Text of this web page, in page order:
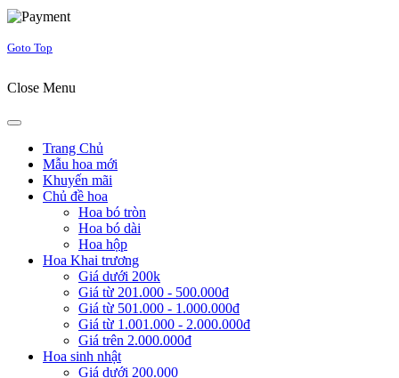
Goto Top
Close Menu
Trang Chủ
Mẫu hoa mới
Khuyến mãi
Chủ đề hoa
Hoa bó tròn
Hoa bó dài
Hoa hộp
Hoa Khai trương
Giá dưới 200k
Giá từ 201.000 - 500.000đ
Giá từ 501.000 - 1.000.000đ
Giá từ 1.001.000 - 2.000.000đ
Giá trên 2.000.000đ
Hoa sinh nhật
Giá dưới 200.000